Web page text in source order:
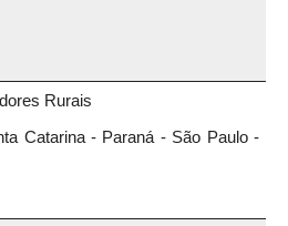
Rurais
Catarina - Paraná - São Paulo -